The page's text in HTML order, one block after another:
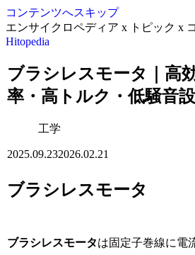
コンテンツへスキップ
エンサイクロペディア x トピック x
Hitopedia
ブラシレスモータ｜高
率・高トルク・低騒音
工学
2025.09.232026.02.21
ブラシレスモータ
ブラシレスモータは固定子巻線に電